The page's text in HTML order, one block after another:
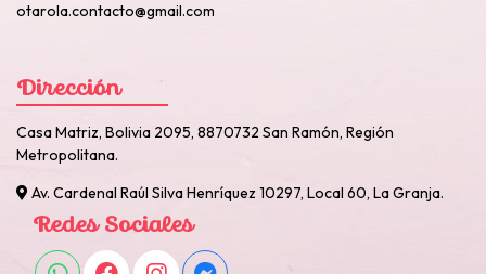
otarola.contacto@gmail.com
Dirección
Casa Matriz, Bolivia 2095, 8870732 San Ramón, Región
Metropolitana.
Av. Cardenal Raúl Silva Henríquez 10297, Local 60, La Granja.
Redes Sociales